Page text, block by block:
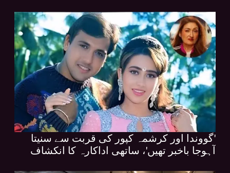
'گووندا اور کرشمہ کپور کی قربت سے سنیتا
آہوجا باخبر تھیں'، ساتھی اداکارہ کا انکشاف